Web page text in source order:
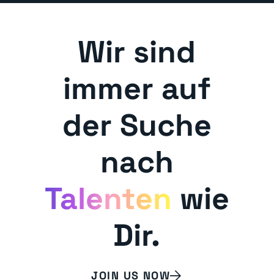
Wir sind
immer auf
der Suche
nach
Talenten wie
Dir.
JOIN US NOW